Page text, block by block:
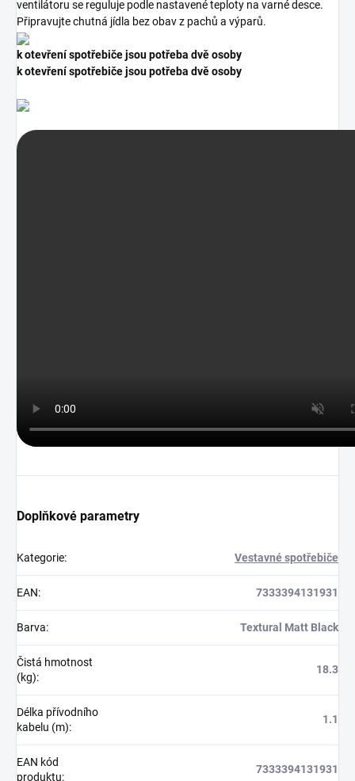
ventilátoru se reguluje podle nastavené teploty na varné desce.
Připravujte chutná jídla bez obav z pachů a výparů.
k otevření spotřebiče jsou potřeba dvě osoby
k otevření spotřebiče jsou potřeba dvě osoby
Doplňkové parametry
Kategorie: Vestavné spotřebiče
EAN: 7333394131931
Barva: Textural Matt Black
Čistá hmotnost
(kg):
18.3
Délka přívodního
kabelu (m):
1.1
EAN kód
produktu:
7333394131931